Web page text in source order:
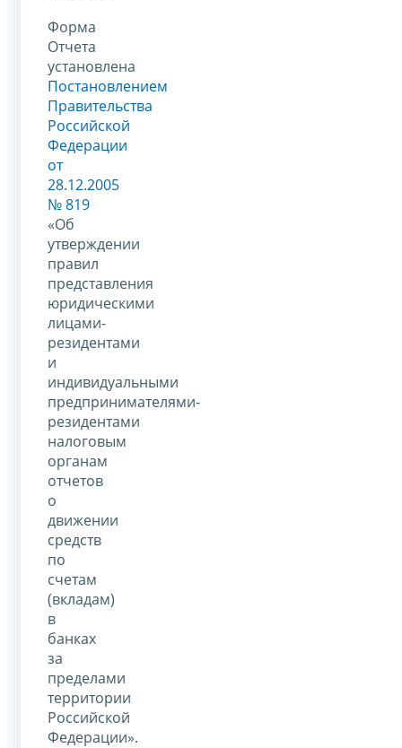
Форма
Отчета
установлена
Постановлением
Правительства
Российской
Федерации
от
28.12.2005
№ 819
«Об
утверждении
правил
представления
юридическими
лицами-
резидентами
и
индивидуальными
предпринимателями-
резидентами
налоговым
органам
отчетов
о
движении
средств
по
счетам
(вкладам)
в
банках
за
пределами
территории
Российской
Федерации».